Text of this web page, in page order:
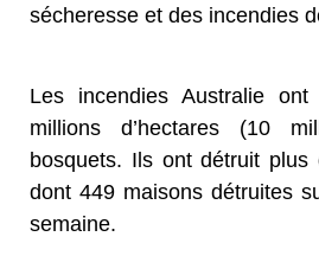
sécheresse et des incendies
Les incendies Australie
millions d’hectares (10
bosquets. Ils ont détruit plus
dont 449 maisons détruites
semaine.